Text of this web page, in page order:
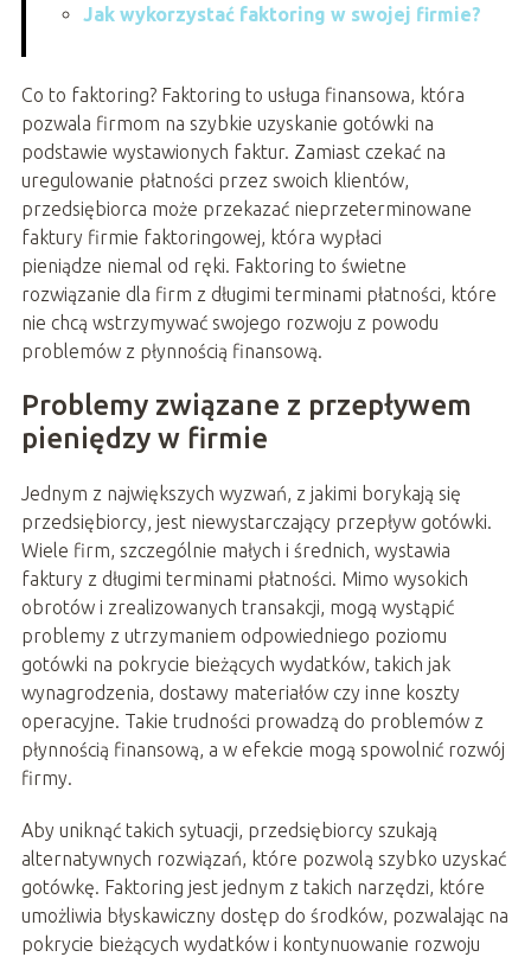
Jak wykorzystać faktoring w swojej firmie?
Co to faktoring? Faktoring to usługa finansowa, która
pozwala firmom na szybkie uzyskanie gotówki na
podstawie wystawionych faktur. Zamiast czekać na
uregulowanie płatności przez swoich klientów,
przedsiębiorca może przekazać nieprzeterminowane
faktury firmie faktoringowej, która wypłaci
pieniądze niemal od ręki. Faktoring to świetne
rozwiązanie dla firm z długimi terminami płatności, które
nie chcą wstrzymywać swojego rozwoju z powodu
problemów z płynnością finansową.
Problemy związane z przepływem
pieniędzy w firmie
Jednym z największych wyzwań, z jakimi borykają się
przedsiębiorcy, jest niewystarczający przepływ gotówki.
Wiele firm, szczególnie małych i średnich, wystawia
faktury z długimi terminami płatności. Mimo wysokich
obrotów i zrealizowanych transakcji, mogą wystąpić
problemy z utrzymaniem odpowiedniego poziomu
gotówki na pokrycie bieżących wydatków, takich jak
wynagrodzenia, dostawy materiałów czy inne koszty
operacyjne. Takie trudności prowadzą do problemów z
płynnością finansową, a w efekcie mogą spowolnić rozwój
firmy.
Aby uniknąć takich sytuacji, przedsiębiorcy szukają
alternatywnych rozwiązań, które pozwolą szybko uzyskać
gotówkę. Faktoring jest jednym z takich narzędzi, które
umożliwia błyskawiczny dostęp do środków, pozwalając na
pokrycie bieżących wydatków i kontynuowanie rozwoju